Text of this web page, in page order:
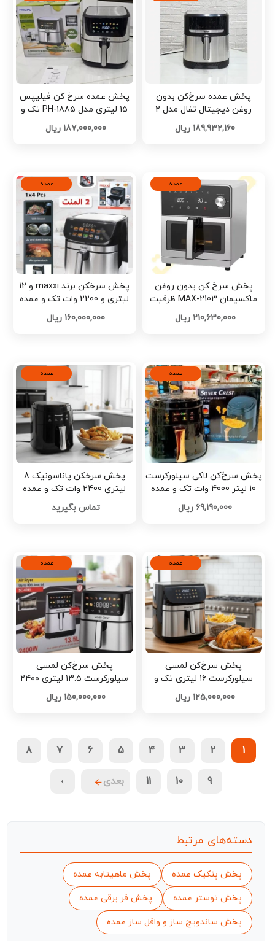
پخش عمده سرخ‌کن بدون
روغن دیجیتال تفال مدل 2
المنت تک و عمده کد L1525
189,932,160 ریال
پخش عمده سرخ کن فیلیپس
15 لیتری مدل PH-1885 تک و
عمده کد L1493
187,000,000 ریال
عمده
پخش سرخ کن بدون روغن
ماکسیمان MAX-2103 ظرفیت
210,630,000 ریال
عمده
پخش سرخکن برند maxxi و 12
لیتری و 2200 وات تک و عمده
160,000,000 ریال
عمده
پخش سرخ‌کن لاکی سیلورکرست
10 لیتر 4000 وات تک و عمده
کدA296
69,190,000 ریال
عمده
پخش سرخکن پاناسونیک 8
لیتری 2400 وات تک و عمده
کدA294
تماس بگیرید
عمده
پخش سرخ‌کن لمسی
سیلورکرست ۱۶ لیتری تک و
عمده کدA292
125,000,000 ریال
عمده
پخش سرخ‌کن لمسی
سیلورکرست ۱۳.۵ لیتری ۲۴۰۰
وات تک و عمده کدA290
150,000,000 ریال
1
2
3
4
5
6
7
8
9
10
11 بعدی ›
دسته‌های مرتبط
پخش پنکیک عمده پخش ماهیتابه عمده
پخش توستر عمده پخش فر برقی عمده
پخش ساندویچ ساز و وافل ساز عمده